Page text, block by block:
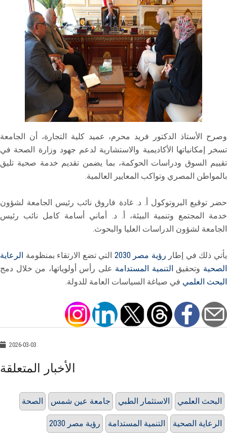
وصرح الأستاذ الدكتور فريد محرم، عميد كلية التجارة، أن الجامعة
تسخر إمكانياتها الأكاديمية والاستشارية لدعم جهود وزارة الصحة في
تقييم السوق ودراسات الحوكمة، بما يضمن تقديم خدمة صحية تليق
بالمواطن المصري وتواكب المعايير العالمية.
حضر توقيع البروتوكول أ. د. غادة فاروق نائب رئيس الجامعة لشؤون
خدمة المجتمع وتنمية البيئة، أ. د. أماني أسامة كامل نائب رئيس
الجامعة لشؤون الدراسات العليا والبحوث.
يأتي ذلك في إطار رؤية مصر 2030 التي تضع الارتقاء بمنظومة الرعاية
الصحية وتحقيق التنمية المستدامة على رأس أولوياتها، من خلال دمج
البحث العلمي في صياغة السياسات العامة للدولة.
2026-03-03
الأخبار المتعلقة
الصحة جامعة عين شمس الاستثمار الطبي البحث العلمي
رؤية مصر 2030 التنمية المستدامة الرعاية الصحية